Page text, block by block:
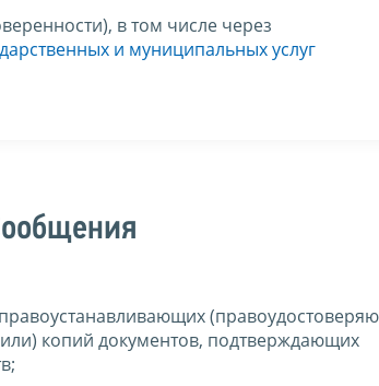
в том числе через
и муниципальных услуг
копий документов, подтверждающих